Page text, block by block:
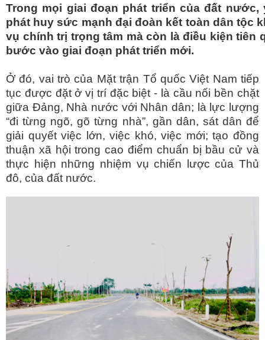
Trong mọi giai đoạn phát triển của đất nước,
phát huy sức mạnh đại đoàn kết toàn dân tộc
vụ chính trị trọng tâm mà còn là điều kiện tiên
bước vào giai đoạn phát triển mới.
Ở đó, vai trò của Mặt trận Tổ quốc Việt Nam tiếp
tục được đặt ở vị trí đặc biệt - là cầu nối bền chặt
giữa Đảng, Nhà nước với Nhân dân; là lực lượng
“đi từng ngõ, gõ từng nhà”, gần dân, sát dân để
giải quyết việc lớn, việc khó, việc mới; tạo đồng
thuận xã hội trong cao điểm chuẩn bị bầu cử và
thực hiện những nhiệm vụ chiến lược của Thủ
đô, của đất nước.